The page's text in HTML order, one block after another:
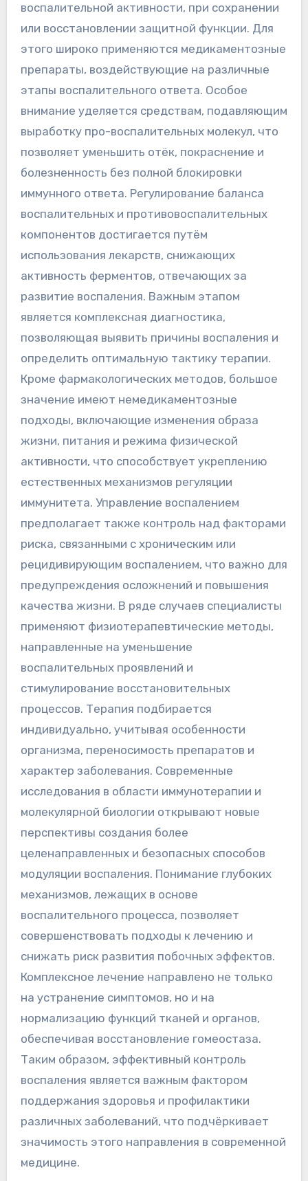
воспалительной активности, при сохранении
или восстановлении защитной функции. Для
этого широко применяются медикаментозные
препараты, воздействующие на различные
этапы воспалительного ответа. Особое
внимание уделяется средствам, подавляющим
выработку про-воспалительных молекул, что
позволяет уменьшить отёк, покраснение и
болезненность без полной блокировки
иммунного ответа. Регулирование баланса
воспалительных и противовоспалительных
компонентов достигается путём
использования лекарств, снижающих
активность ферментов, отвечающих за
развитие воспаления. Важным этапом
является комплексная диагностика,
позволяющая выявить причины воспаления и
определить оптимальную тактику терапии.
Кроме фармакологических методов, большое
значение имеют немедикаментозные
подходы, включающие изменения образа
жизни, питания и режима физической
активности, что способствует укреплению
естественных механизмов регуляции
иммунитета. Управление воспалением
предполагает также контроль над факторами
риска, связанными с хроническим или
рецидивирующим воспалением, что важно для
предупреждения осложнений и повышения
качества жизни. В ряде случаев специалисты
применяют физиотерапевтические методы,
направленные на уменьшение
воспалительных проявлений и
стимулирование восстановительных
процессов. Терапия подбирается
индивидуально, учитывая особенности
организма, переносимость препаратов и
характер заболевания. Современные
исследования в области иммунотерапии и
молекулярной биологии открывают новые
перспективы создания более
целенаправленных и безопасных способов
модуляции воспаления. Понимание глубоких
механизмов, лежащих в основе
воспалительного процесса, позволяет
совершенствовать подходы к лечению и
снижать риск развития побочных эффектов.
Комплексное лечение направлено не только
на устранение симптомов, но и на
нормализацию функций тканей и органов,
обеспечивая восстановление гомеостаза.
Таким образом, эффективный контроль
воспаления является важным фактором
поддержания здоровья и профилактики
различных заболеваний, что подчёркивает
значимость этого направления в современной
медицине.